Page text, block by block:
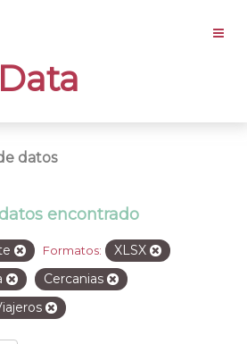
Data
datos
encontrado
Formatos: XLSX
Cercanias